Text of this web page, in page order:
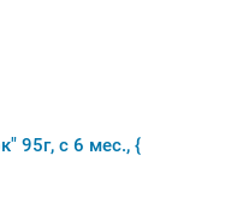
95г, с 6 мес., {